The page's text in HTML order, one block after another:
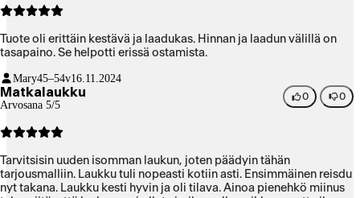
Tuote oli erittäin kestävä ja laadukas. Hinnan ja laadun välillä on
tasapaino. Se helpotti erissä ostamista.
Mary45–54v16.11.2024
Matkalaukku
Arvosana 5/5
0 0
Tarvitsisin uuden isomman laukun, joten päädyin tähän
tarjousmalliin. Laukku tuli nopeasti kotiin asti. Ensimmäinen reisdu
nyt takana. Laukku kesti hyvin ja oli tilava. Ainoa pienehkö miinus